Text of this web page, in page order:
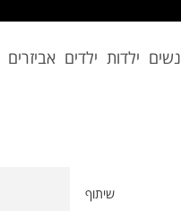
נשים ילדות ילדים אביזרים
שיתוף